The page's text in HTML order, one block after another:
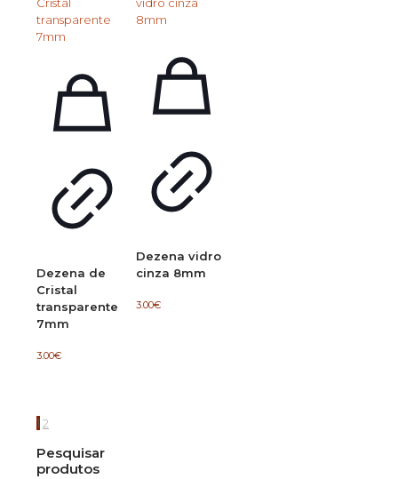
Dezena de
Cristal
transparente
7mm
3.00€
Dezena vidro
cinza 8mm
3.00€
1 2
Pesquisar
produtos